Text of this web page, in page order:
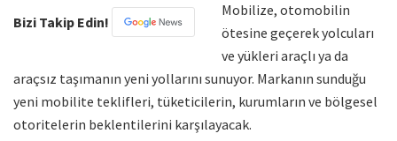
Bizi Takip Edin!
Mobilize, otomobilin
ötesine geçerek yolcuları
ve yükleri araçlı ya da
araçsız taşımanın yeni yollarını sunuyor. Markanın sunduğu
yeni mobilite teklifleri, tüketicilerin, kurumların ve bölgesel
otoritelerin beklentilerini karşılayacak.